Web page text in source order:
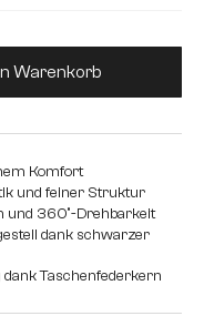
Gib den
Warenkorb
Komfort
und feiner Struktur
und 360°-Drehbarkeit
dank schwarzer
Taschenfederkern